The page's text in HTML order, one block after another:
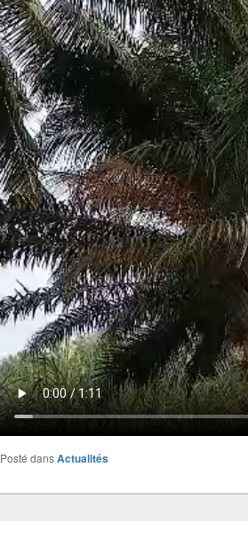
Posté dansActualités